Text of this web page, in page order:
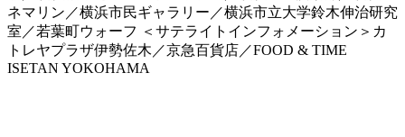
ネマリン／横浜市民ギャラリー／横浜市立大学鈴木伸治研究
室／若葉町ウォーフ ＜サテライトインフォメーション＞カ
トレヤプラザ伊勢佐木／京急百貨店／FOOD & TIME
ISETAN YOKOHAMA